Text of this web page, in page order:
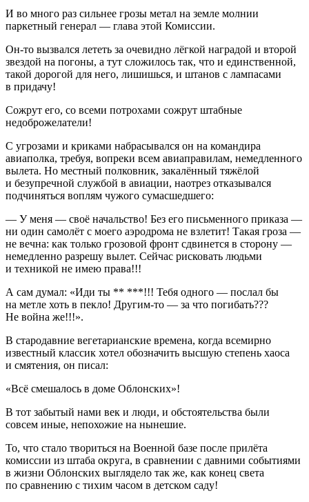
И во много раз сильнее грозы метал на земле молнии
паркетный генерал — глава этой Комиссии.
Он-то вызвался лететь за очевидно лёгкой наградой и второй
звездой на погоны, а тут сложилось так, что и единственной,
такой дорогой для него, лишишься, и штанов с лампасами
в придачу!
Сожрут его, со всеми потрохами сожрут штабные
недоброжелатели!
С угрозами и криками набрасывался он на командира
авиаполка, требуя, вопреки всем авиаправилам, немедленного
вылета. Но местный полковник, закалённый тяжёлой
и безупречной службой в авиации, наотрез отказывался
подчиняться воплям чужого сумасшедшего:
— У меня — своё начальство! Без его письменного приказа —
ни один самолёт с моего аэродрома не взлетит! Такая гроза —
не вечна: как только грозовой фронт сдвинется в сторону —
немедленно разрешу вылет. Сейчас рисковать людьми
и техникой не имею права!!!
А сам думал: «Иди ты ** ***!!! Тебя одного — послал бы
на метле хоть в пекло! Другим-то — за что погибать???
Не война же!!!».
В стародавние вегетарианские времена, когда всемирно
известный классик хотел обозначить высшую степень хаоса
и смятения, он писал:
«Всё смешалось в доме Облонских»!
В тот забытый нами век и люди, и обстоятельства были
совсем иные, непохожие на нынешие.
То, что стало твориться на Военной базе после прилёта
комиссии из штаба округа, в сравнении с давними событиями
в жизни Облонских выглядело так же, как конец света
по сравнению с тихим часом в детском саду!